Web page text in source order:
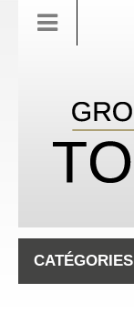
CATÉGORIES